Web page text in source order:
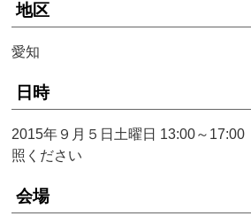
地区
愛知
日時
2015年９月５日土曜日 13:00～
照ください
会場